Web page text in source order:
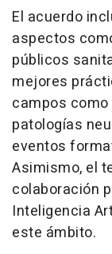
El acuerdo
aspectos
públicos
mejores
campos
patologías
eventos
Asimismo, el
colaboración
Inteligencia
este ámbito.